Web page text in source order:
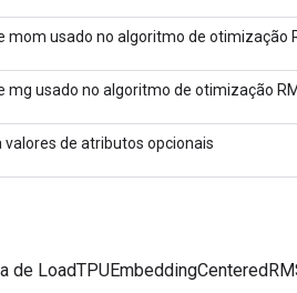
mom usado no algoritmo de otimização
mg usado no algoritmo de otimização
valores de atributos opcionais
de